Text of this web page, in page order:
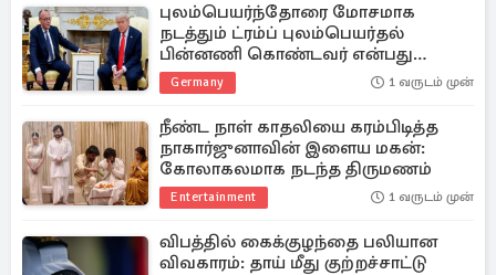
புலம்பெயர்ந்தோரை மோசமாக
நடத்தும் ட்ரம்ப் புலம்பெயர்தல்
பின்னணி கொண்டவர் என்பது
உங்களுக்குத் தெரியுமா?
Germany 1 வருடம் முன்
நீண்ட நாள் காதலியை கரம்பிடித்த
நாகார்ஜுனாவின் இளைய மகன்:
கோலாகலமாக நடந்த திருமணம்
Entertainment 1 வருடம் முன்
விபத்தில் கைக்குழந்தை பலியான
விவகாரம்: தாய் மீது குற்றச்சாட்டு